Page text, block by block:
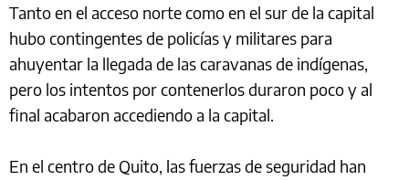
Tanto en el acceso norte como en el sur de la capital
hubo contingentes de policías y militares para
ahuyentar la llegada de las caravanas de indígenas,
pero los intentos por contenerlos duraron poco y al
final acabaron accediendo a la capital.
En el centro de Quito, las fuerzas de seguridad han